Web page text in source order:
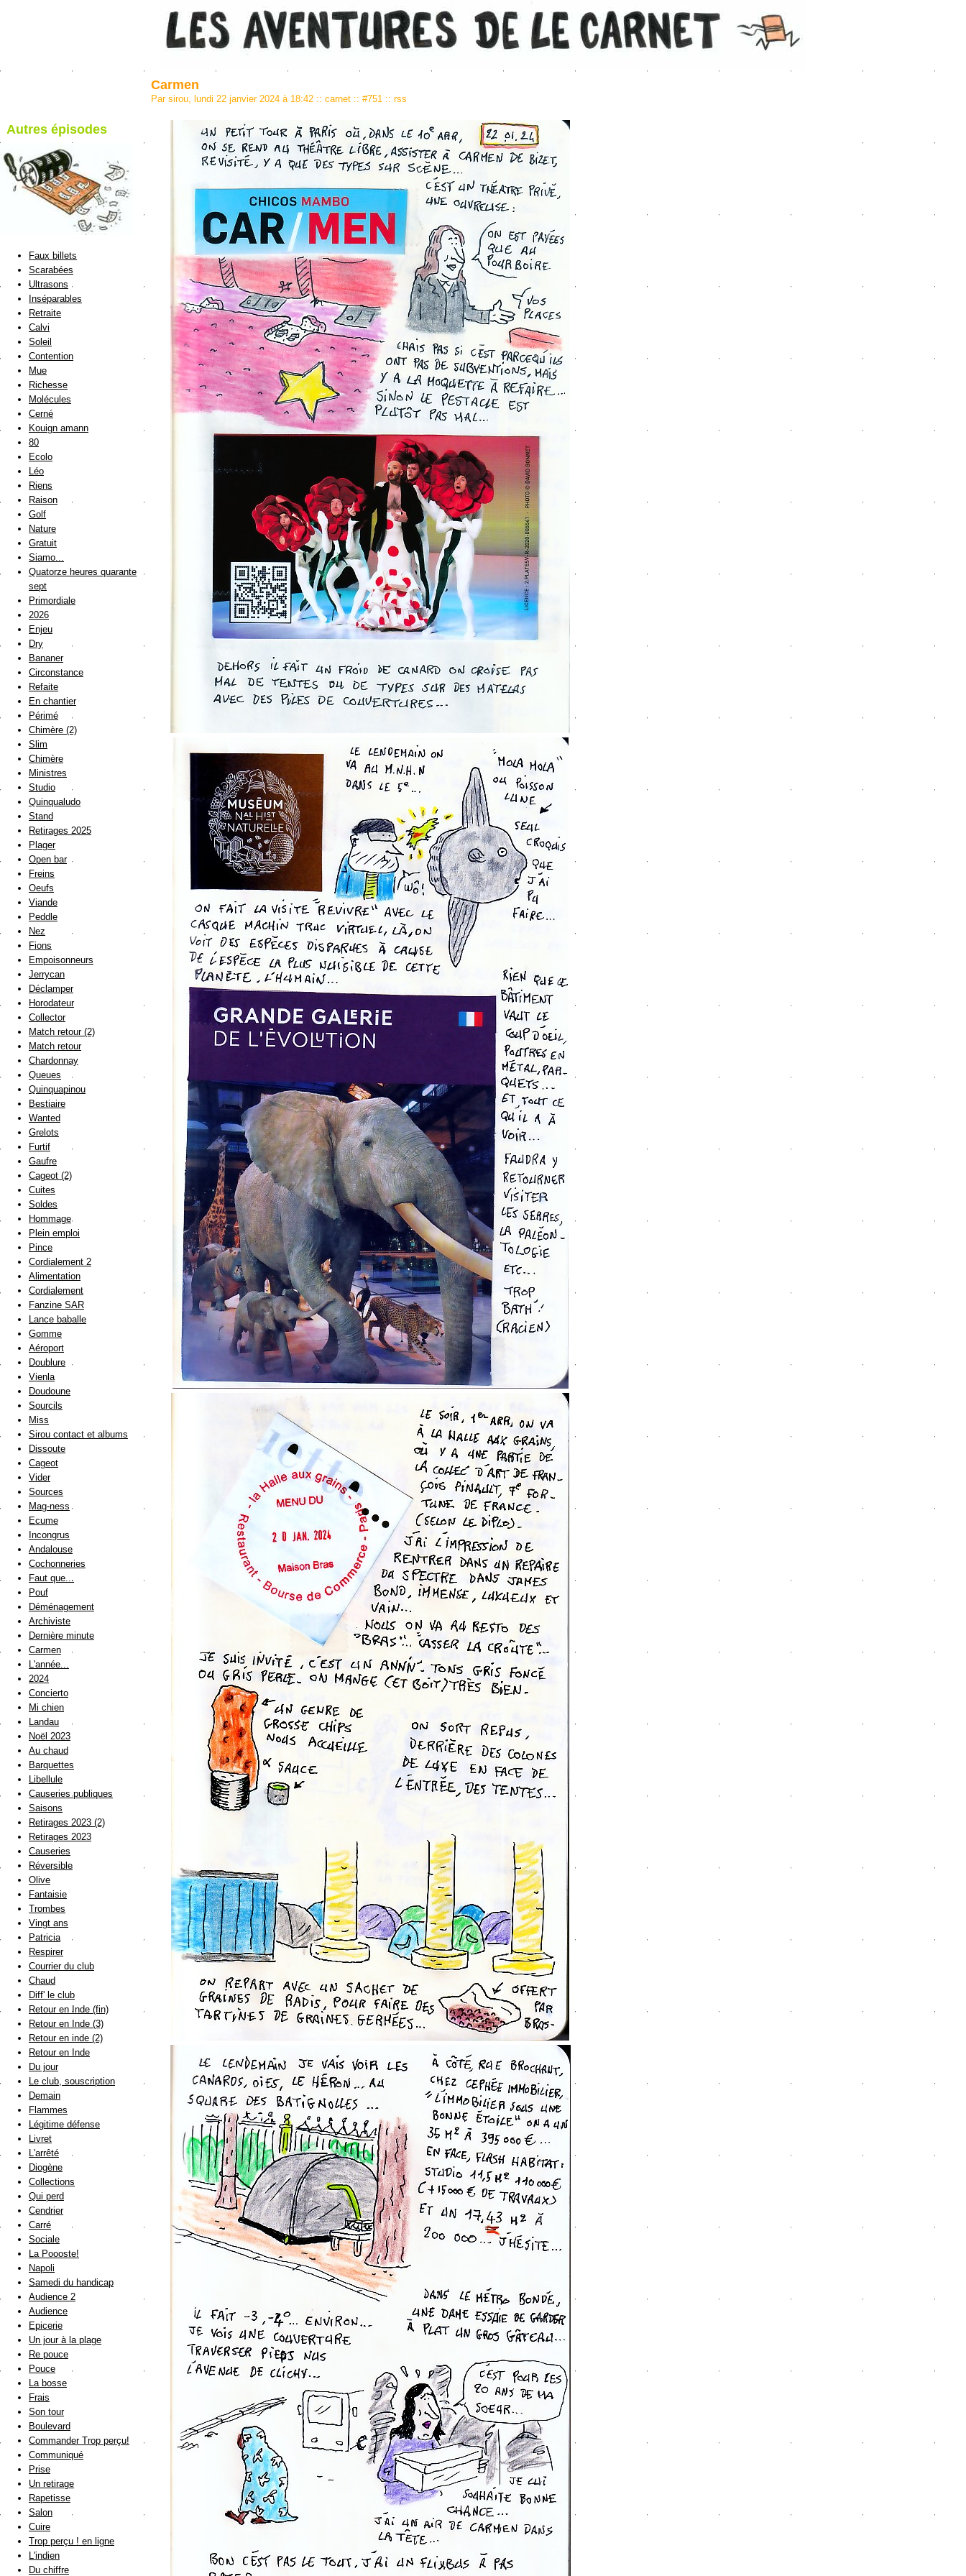
blog de Sirou
Carmen
Par sirou, lundi 22 janvier 2024 à 18:42 :: carnet :: #751 :: rss
Autres épisodes
Faux billets
Scarabées
Ultrasons
Inséparables
Retraite
Calvi
Soleil
Contention
Mue
Richesse
Molécules
Cerné
Kouign amann
80
Ecolo
Léo
Riens
Raison
Golf
Nature
Gratuit
Siamo...
Quatorze heures quarante
sept
Primordiale
2026
Enjeu
Dry
Bananer
Circonstance
Refaite
En chantier
Périmé
Chimère (2)
Slim
Chimère
Ministres
Studio
Quinqualudo
Stand
Retirages 2025
Plager
Open bar
Freins
Oeufs
Viande
Peddle
Nez
Fions
Empoisonneurs
Jerrycan
Déclamper
Horodateur
Collector
Match retour (2)
Match retour
Chardonnay
Queues
Quinquapinou
Bestiaire
Wanted
Grelots
Furtif
Gaufre
Cageot (2)
Cuites
Soldes
Hommage
Plein emploi
Pince
Cordialement 2
Alimentation
Cordialement
Fanzine SAR
Lance baballe
Gomme
Aéroport
Doublure
Vienla
Doudoune
Sourcils
Miss
Sirou contact et albums
Dissoute
Cageot
Vider
Sources
Mag-ness
Ecume
Incongrus
Andalouse
Cochonneries
Faut que...
Pouf
Déménagement
Archiviste
Dernière minute
Carmen
L'année...
2024
Concierto
Mi chien
Landau
Noël 2023
Au chaud
Barquettes
Libellule
Causeries publiques
Saisons
Retirages 2023 (2)
Retirages 2023
Causeries
Réversible
Olive
Fantaisie
Trombes
Vingt ans
Patricia
Respirer
Courrier du club
Chaud
Diff' le club
Retour en Inde (fin)
Retour en Inde (3)
Retour en inde (2)
Retour en Inde
Du jour
Le club, souscription
Demain
Flammes
Légitime défense
Livret
L'arrêté
Diogène
Collections
Qui perd
Cendrier
Carré
Sociale
La Poooste!
Napoli
Samedi du handicap
Audience 2
Audience
Epicerie
Un jour à la plage
Re pouce
Pouce
La bosse
Frais
Son tour
Boulevard
Commander Trop perçu!
Communiqué
Prise
Un retirage
Rapetisse
Salon
Cuire
Trop perçu ! en ligne
L'indien
Du chiffre